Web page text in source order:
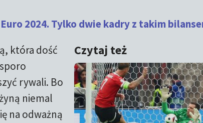
2024. Tylko dwie kadry z takim
Czytaj też
która dość
rywali. Bo
niemal
na odważną